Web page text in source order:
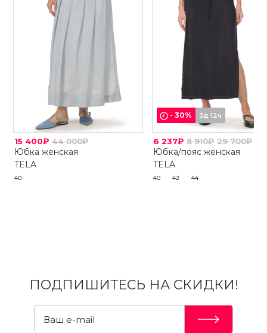
15 400₽ 44 000₽
Юбка женская
TELA
40
-30% 3д 12ч
6 237₽ 8 910₽ 29 700₽
Юбка/пояс женская
TELA
40 42 44
ПОДПИШИТЕСЬ НА СКИДКИ!